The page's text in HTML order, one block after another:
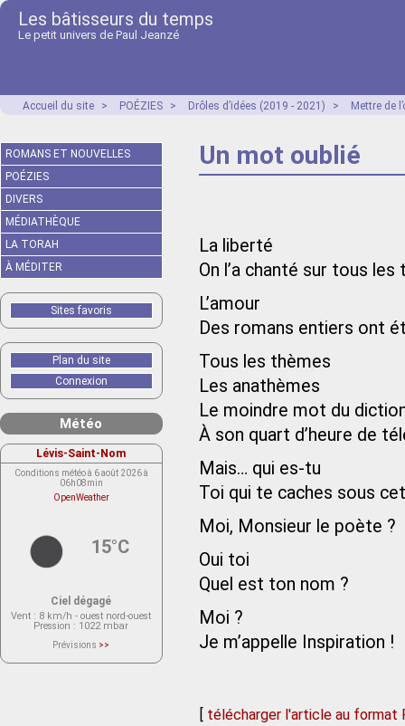
Les bâtisseurs du temps
Le petit univers de Paul Jeanzé
Accueil du site > POÉZIES > Drôles d’idées (2019 - 2021) > Mettre de
Un mot oublié
La liberté
On l’a chanté sur tous les
L’amour
Des romans entiers ont
Tous les thèmes
Les anathèmes
Le moindre mot du
À son quart d’heure de
Mais… qui es-tu
Toi qui te caches sous
Moi, Monsieur le poète ?
Oui toi
Quel est ton nom ?
Moi ?
Je m’appelle Inspiration !
[ télécharger l'article au format
ROMANS ET NOUVELLES
POÉZIES
DIVERS
MÉDIATHÈQUE
LA TORAH
À MÉDITER
Sites favoris
Plan du site
Connexion
Météo
Lévis-Saint-Nom
Conditions météo à 6 août 2026 à
06h08min
OpenWeather
15°C
Ciel dégagé
Vent : 8 km/h - ouest nord-ouest
Pression : 1022 mbar
Prévisions >>
actuellement aucune prévision